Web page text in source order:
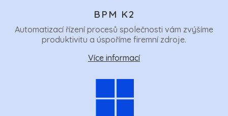
BPM K2
Automatizací řízení procesů společnosti vám zvýšíme
produktivitu a úspoříme firemní zdroje.
Více informací